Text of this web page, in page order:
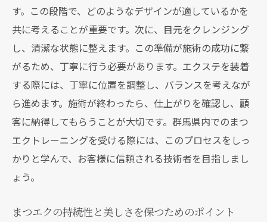
選び方
施術後に避けるべき行動とその理由
まつエクの健康を保つためのおすすめ商品
プロのアドバイスを活かしたケアプランの
立て方
まつエクトレーニング初心者も安心群馬県での
ステップバイステップガイド
初めてのまつエクトレーニングに向けた準
備
初心者が不安を解消するためのQ&A
す。この段階で、どのようなデザインが適しているかを
共に考えることが重要です。次に、目元をクレンジング
し、清潔な状態に整えます。この準備が施術の成功に繋
がるため、丁寧に行う必要があります。エクステを装着
する際には、丁寧に位置を調整し、バランスを考えなが
ら進めます。施術が終わったら、仕上がりを確認し、顧
客に納得してもらうことが大切です。群馬県内でのまつ
エクトレーニングを受ける際には、このプロセスをしっ
かりと学んで、お客様に信頼される技術者を目指しまし
ょう。
まつエクの持続性と美しさを保つためのポイント